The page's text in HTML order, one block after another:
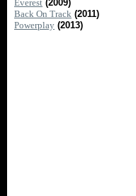
Everest (2009)
Back On Track (2011)
Powerplay (2013)